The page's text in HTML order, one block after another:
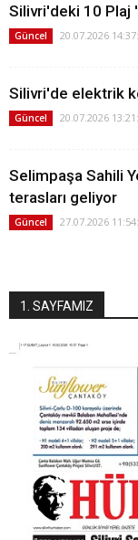
Silivri'deki 10 Plaj
Güncel 20.07.2026
Silivri'de elektrik
Güncel 20.07.2026
Selimpaşa Sahili
terasları geliyor
Güncel 27.07.2026
1. SAYFAMIZ